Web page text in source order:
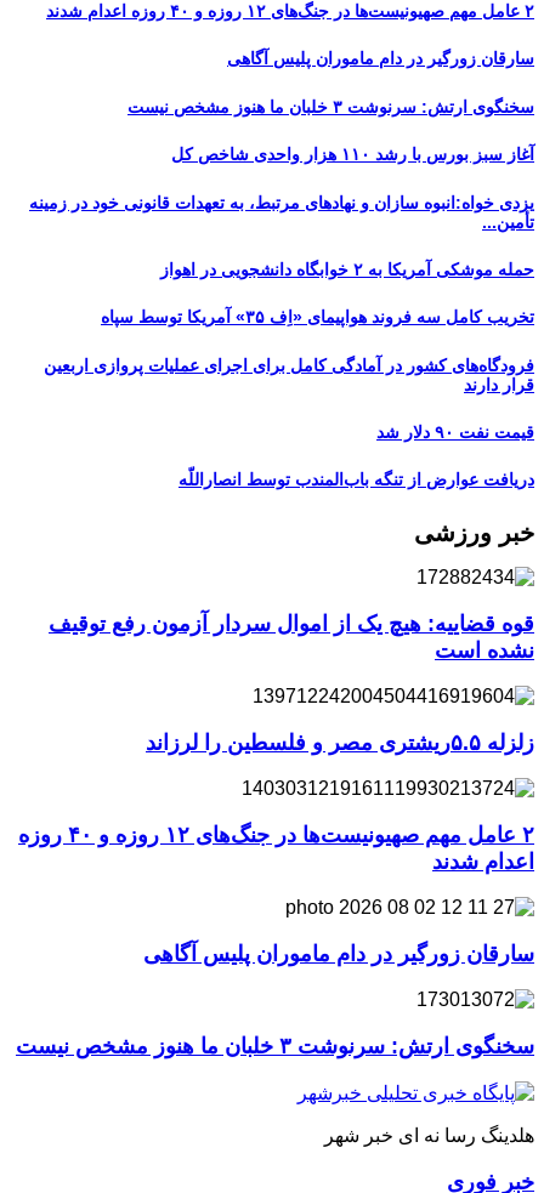
۲ عامل مهم صهیونیست‌ها در جنگ‌های ۱۲ روزه و ۴۰ روزه اعدام شدند
سارقان زورگیر در دام ماموران پلیس آگاهی
سخنگوی ارتش: سرنوشت ۳ خلبان ما هنوز مشخص نیست
آغاز سبز بورس با رشد ۱۱۰ هزار واحدی شاخص کل
یزدی خواه:انبوه سازان و نهادهای مرتبط، به تعهدات قانونی خود در زمینه
تأمین...
حمله موشکی آمریکا به ۲ خوابگاه دانشجویی در اهواز
تخریب کامل سه فروند هواپیمای «اِف ۳۵» آمریکا توسط سپاه
فرودگاه‌های کشور در آمادگی کامل برای اجرای عملیات پروازی اربعین
قرار دارند
قیمت نفت ۹۰ دلار شد
دریافت عوارض از تنگه باب‌المندب توسط انصاراللّه
خبر ورزشی
قوه قضاییه: هیچ یک از اموال سردار آزمون رفع توقیف
نشده است
زلزله ۵.۵ریشتری مصر و فلسطین را لرزاند
۲ عامل مهم صهیونیست‌ها در جنگ‌های ۱۲ روزه و ۴۰ روزه
اعدام شدند
سارقان زورگیر در دام ماموران پلیس آگاهی
سخنگوی ارتش: سرنوشت ۳ خلبان ما هنوز مشخص نیست
هلدینگ رسا نه ای خبر شهر
خبر فوری